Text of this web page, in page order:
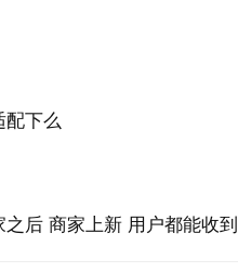
配下么
后 商家上新 用户都能收